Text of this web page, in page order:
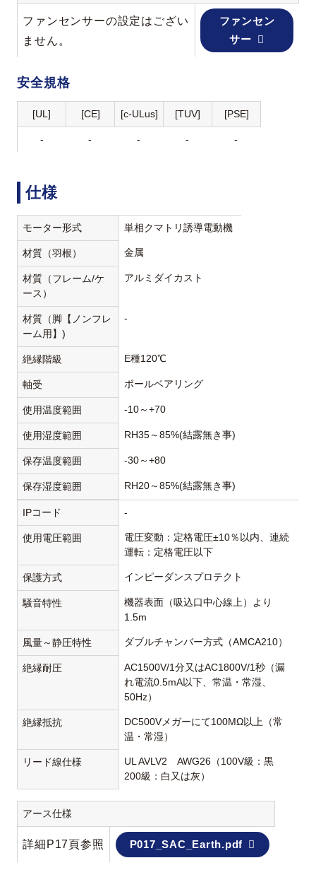
ファンセンサーの設定はござい
ません。
ファンセン
サー
安全規格
[UL] [CE] [c-ULus] [TUV] [PSE]
- - - - -
仕様
モーター形式 単相クマトリ誘導電動機
材質（羽根） 金属
材質（フレーム/ケ
ース）
アルミダイカスト
材質（脚【ノンフレ
ーム用】)
-
絶縁階級 E種120℃
軸受 ボールベアリング
使用温度範囲 -10～+70
使用湿度範囲 RH35～85%(結露無き事)
保存温度範囲 -30～+80
保存湿度範囲 RH20～85%(結露無き事)
IPコード -
使用電圧範囲
電圧変動：定格電圧±10％以内、連続
運転：定格電圧以下
保護方式 インピーダンスプロテクト
騒音特性
機器表面（吸込口中心線上）より
1.5m
風量～静圧特性 ダブルチャンバー方式（AMCA210）
絶縁耐圧
AC1500V/1分又はAC1800V/1秒（漏
れ電流0.5mA以下、常温・常湿、
50Hz）
絶縁抵抗
DC500Vメガーにて100MΩ以上（常
温・常湿）
リード線仕様
UL AVLV2 AWG26（100V級：黒
200級：白又は灰）
アース仕様
詳細P17頁参照 P017_SAC_Earth.pdf